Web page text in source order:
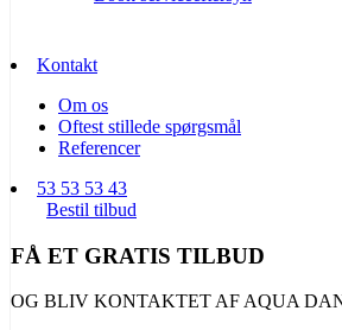
Kontakt
Om os
Oftest stillede spørgsmål
Referencer
53 53 53 43
Bestil tilbud
FÅ ET GRATIS TILBUD
OG BLIV KONTAKTET AF AQUA